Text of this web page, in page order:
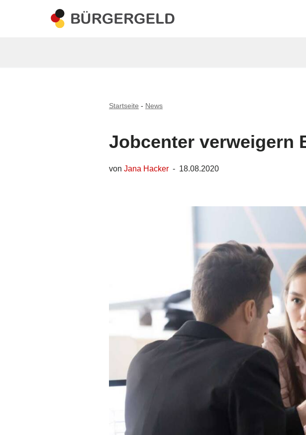
Startseite - News
Jobcenter verweigern
von Jana Hacker 18.08.2020